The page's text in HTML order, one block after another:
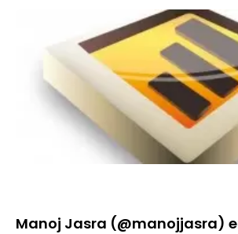
Manoj Jasra (@manojjasra)